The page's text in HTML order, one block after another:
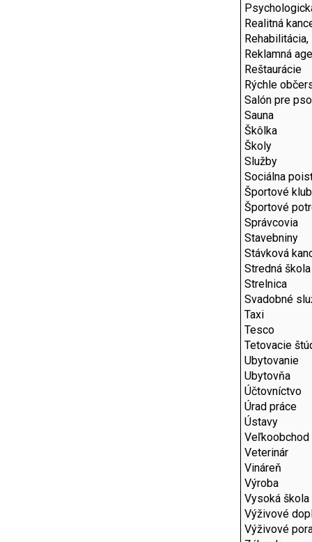
Realitná
Reklamná
Reštaurácie
Rýchle
Salón pre
Sauna
Škôlka
Školy
Služby
Sociálna
Športové
Športové
Správcovia
Stavebniny
Stávková
Stredná škola
Strelnica
Svadobné
Taxi
Tesco
Tetovacie
Ubytovanie
Ubytovňa
Účtovníctvo
Úrad práce
Ústavy
Veľkoobchod
Veterinár
Vináreň
Výroba
Vysoká škola
Výživové
Výživové